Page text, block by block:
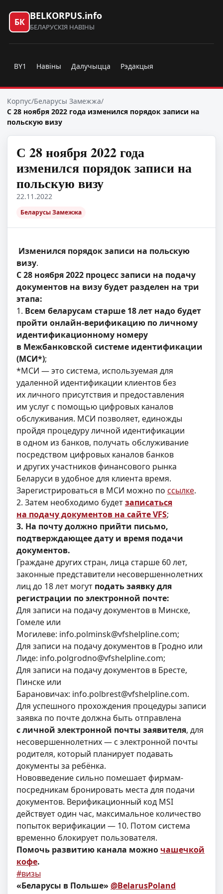
БК
BELKORPUS.info
БЕЛАРУСКІЯ НАВІНЫ
BY1 Навіны Далучыцца Рэдакцыя
Корпус/Беларусы Замежжа/
С 28 ноября 2022 года изменился порядок записи на
польскую визу
С 28 ноября 2022 года
изменился порядок записи на
польскую визу
22.11.2022
Беларусы Замежжа
Изменился порядок записи на польскую
визу.
С 28 ноября 2022 процесс записи на подачу
документов на визу будет разделен на три
этапа:
1. Всем беларусам старше 18 лет надо будет
пройти онлайн-верификацию по личному
идентификационному номеру
в Межбанковской системе идентификации
(МСИ*);
*МСИ — это система, используемая для
удаленной идентификации клиентов без
их личного присутствия и предоставления
им услуг с помощью цифровых каналов
обслуживания. МСИ позволяет, единожды
пройдя процедуру личной идентификации
в одном из банков, получать обслуживание
посредством цифровых каналов банков
и других участников финансового рынка
Беларуси в удобное для клиента время.
Зарегистрироваться в МСИ можно по ссылке.
2. Затем необходимо будетзаписаться
на подачу документов на сайте VFS;
3. На почту должно прийти письмо,
подтверждающее дату и время подачи
документов.
Граждане других стран, лица старше 60 лет,
законные представители несовершеннолетних
лиц до 18 лет могут подать заявку для
регистрации по электронной почте:
Для записи на подачу документов в Минске,
Гомеле или
Могилеве: info.polminsk@vfshelpline.com;
Для записи на подачу документов в Гродно или
Лиде: info.polgrodno@vfshelpline.com;
Для записи на подачу документов в Бресте,
Пинске или
Барановичах: info.polbrest@vfshelpline.com.
Для успешного прохождения процедуры записи
заявка по почте должна быть отправлена
с личной электронной почты заявителя, для
несовершеннолетних — с электронной почты
родителя, который планирует подавать
документы за ребёнка.
Нововведение сильно помешает фирмам-
посредникам бронировать места для подачи
документов. Верификационный код MSI
действует один час, максимальное количество
попыток верификации — 10. Потом система
временно блокирует пользователя.
Помочь развитию канала можно чашечкой
кофе.
#визы
«Беларусы в Польше» @BelarusPoland